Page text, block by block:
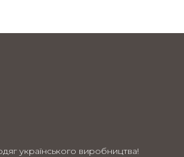
українського виробництва!